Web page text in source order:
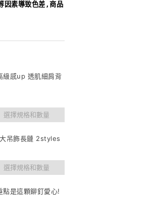
因素導致色差,商品
級感up 透肌細肩背
選擇規格和數量
吊飾長鏈 2styles
選擇規格和數量
點是這顆鉚釘愛心!